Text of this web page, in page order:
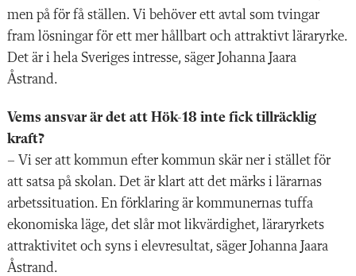
men på för få ställen. Vi behöver ett avtal som tvingar
fram lösningar för ett mer hållbart och attraktivt läraryrke.
Det är i hela Sveriges intresse, säger Johanna Jaara
Åstrand.
Vems ansvar är det att Hök-18 inte fick tillräcklig
kraft?
– Vi ser att kommun efter kommun skär ner i stället för
att satsa på skolan. Det är klart att det märks i lärarnas
arbetssituation. En förklaring är kommunernas tuffa
ekonomiska läge, det slår mot likvärdighet, läraryrkets
attraktivitet och syns i elevresultat, säger Johanna Jaara
Åstrand.